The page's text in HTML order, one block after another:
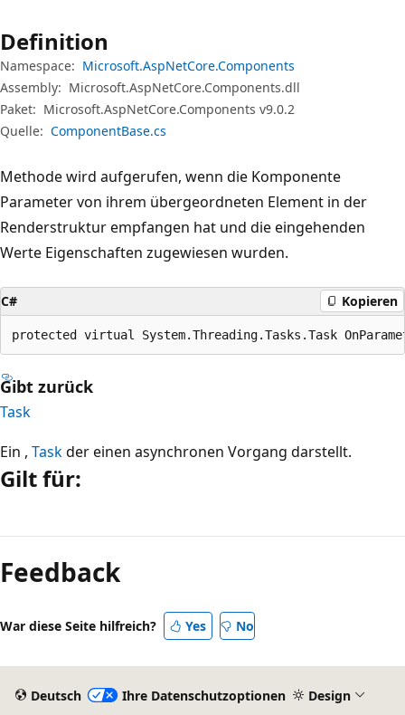
Definition
Namespace: Microsoft.AspNetCore.Components
Assembly: Microsoft.AspNetCore.Components.dll
Paket: Microsoft.AspNetCore.Components v9.0.2
Quelle: ComponentBase.cs
Methode wird aufgerufen, wenn die Komponente
Parameter von ihrem übergeordneten Element in der
Renderstruktur empfangen hat und die eingehenden
Werte Eigenschaften zugewiesen wurden.
C# Kopieren
protected virtual System.Threading.Tasks.Task
Gibt zurück
Task
Ein , Taskder einen asynchronen Vorgang darstellt.
Gilt für:
deaktiviert
Feedback
War diese Seite hilfreich? Yes No
Deutsch Ihre Datenschutzoptionen Design